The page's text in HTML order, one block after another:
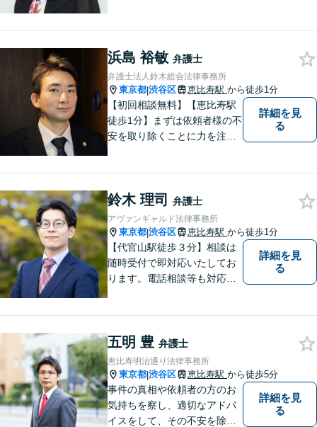
浜島 裕敏 弁護士
弁護士法人鈴木総合法律事務所
東京都|渋谷区 恵比寿駅 から徒歩1分
【初回相談無料】【恵比寿駅
徒歩1分】まずは依頼者様の不
安を取り除くことに力を注い
事件・労働トラブル・離婚問
題などお悩みのことはぜひご
相談ください。
詳細を見
る
鈴木 理司 弁護士
アヴァンギャルド法律事務所
東京都|渋谷区 恵比寿駅 から徒歩1分
【代官山駅徒歩３分】相談は
随時受付で即対応いたしてお
ります。電話相談等も対応可
詳細を見
る
五明 豊 弁護士
恵比寿明治通り法律事務所
東京都|渋谷区 恵比寿駅 から徒歩5分
事件の真相や依頼者の方のお
気持ちを察し、適切なアドバ
イスをして、その不安を除去
詳細を見
る